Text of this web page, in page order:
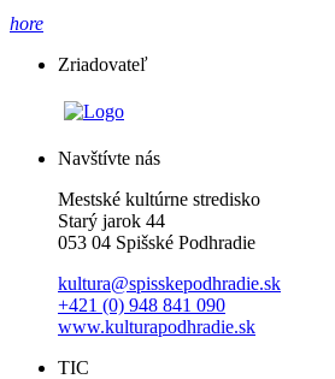
hore
Zriadovateľ
Navštívte nás
Mestské kultúrne stredisko
Starý jarok 44
053 04 Spišské Podhradie
kultura@spisskepodhradie.sk
+421 (0) 948 841 090
www.kulturapodhradie.sk
TIC